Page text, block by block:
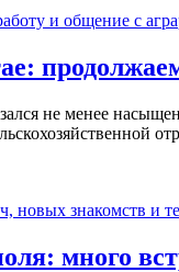
не менее
много